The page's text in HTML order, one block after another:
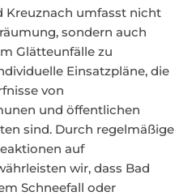
Kreuznach umfasst nicht
sondern auch
Glätteunfälle zu
Einsatzpläne, die
von
und öffentlichen
sind. Durch regelmäßige
auf
wir, dass Bad
Schneefall oder